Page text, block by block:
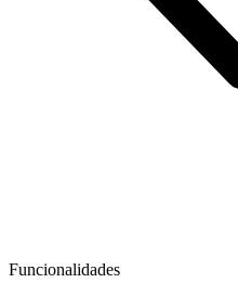
Funcionalidades